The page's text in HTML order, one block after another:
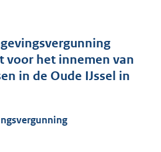
r
o
t
2
voor het innemen van
in de Oude IJssel in